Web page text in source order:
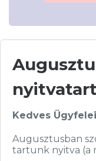
Nagy
Kedves
Augusztusban
tartunk nyitva (a